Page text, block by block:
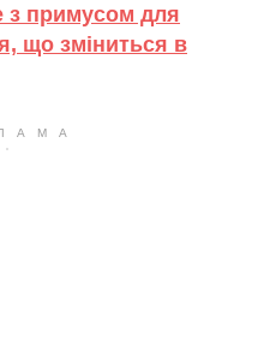
з примусом для
що зміниться в